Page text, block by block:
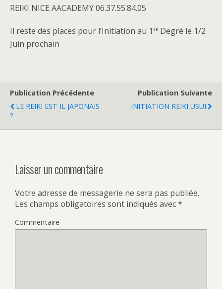
REIKI NICE AACADEMY 06.37.55.84.05
Il reste des places pour l’Initiation au 1 er Degré le 1/2
Juin prochain
Publication Précédente
LE REIKI EST IL JAPONAIS
?
Publication Suivante
INITIATION REIKI USUI
Laisser un commentaire
Votre adresse de messagerie ne sera pas publiée.
Les champs obligatoires sont indiqués avec*
Commentaire